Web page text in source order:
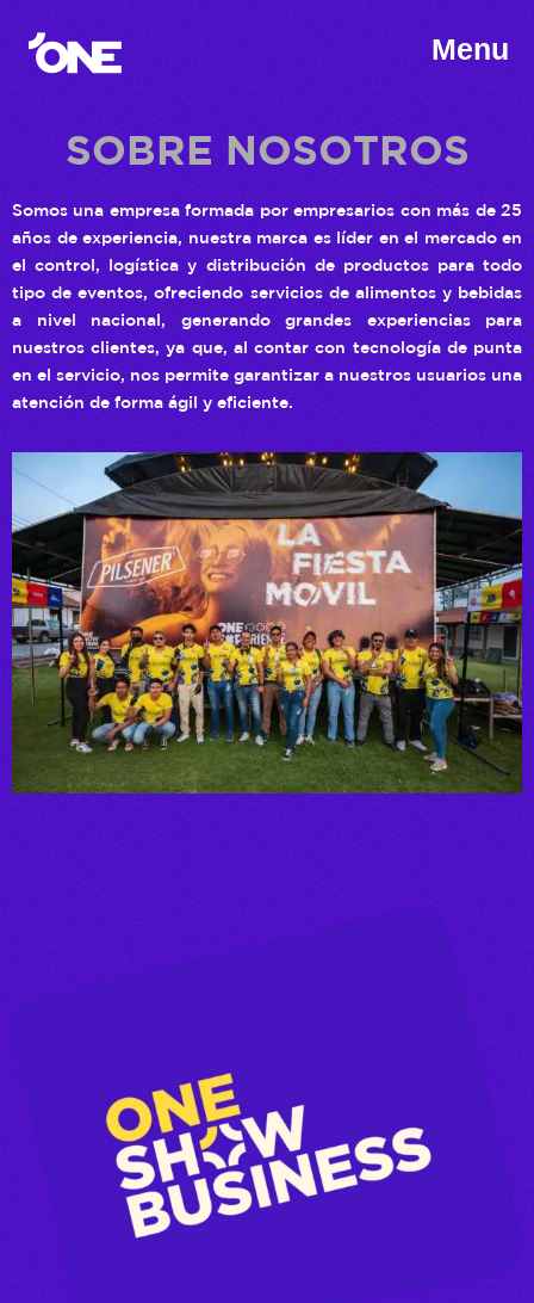
Menu
SOBRE NOSOTROS
Somos una empresa formada por empresarios con más de 25
años de experiencia, nuestra marca es líder en el mercado en
el control, logística y distribución de productos para todo
tipo de eventos, ofreciendo servicios de alimentos y bebidas
a nivel nacional, generando grandes experiencias para
nuestros clientes, ya que, al contar con tecnología de punta
en el servicio, nos permite garantizar a nuestros usuarios una
atención de forma ágil y eficiente.